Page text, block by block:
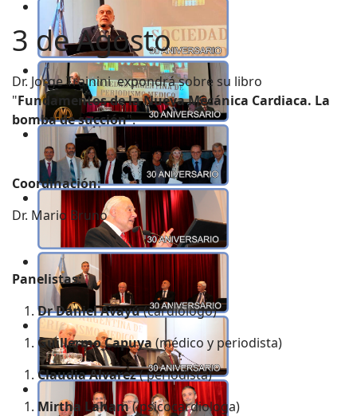
3 de Agosto
Dr. Jorge Trainini expondrá sobre su libro
"Fundamentos de la Nueva Mecánica Cardiaca. La
bomba de succión".
Coordinación:
Dr. Mario Bruno
Panelistas:
Dr Daniel Avayú(cardiólogo)
Guillermo Capuya (médico y periodista)
Claudia Alvarez( periodista)
Mirtha Laham( psicocardiologa)